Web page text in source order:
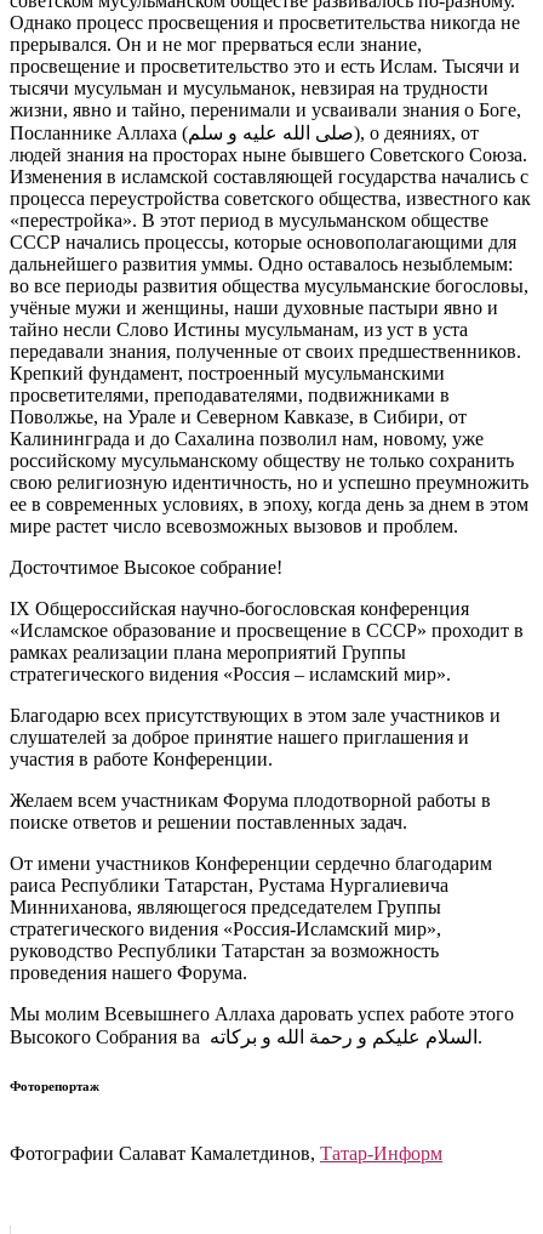
Однако процесс просвещения и просветительства никогда не
прерывался. Он и не мог прерваться если знание,
просвещение и просветительство это и есть Ислам. Тысячи и
тысячи мусульман и мусульманок, невзирая на трудности
жизни, явно и тайно, перенимали и усваивали знания о Боге,
Посланнике Аллаха (صلى الله عليه و سلم), о деяниях, от
людей знания на просторах ныне бывшего Советского Союза.
Изменения в исламской составляющей государства начались с
процесса переустройства советского общества, известного как
«перестройка». В этот период в мусульманском обществе
СССР начались процессы, которые основополагающими для
дальнейшего развития уммы. Одно оставалось незыблемым:
во все периоды развития общества мусульманские богословы,
учёные мужи и женщины, наши духовные пастыри явно и
тайно несли Слово Истины мусульманам, из уст в уста
передавали знания, полученные от своих предшественников.
Крепкий фундамент, построенный мусульманскими
просветителями, преподавателями, подвижниками в
Поволжье, на Урале и Северном Кавказе, в Сибири, от
Калининграда и до Сахалина позволил нам, новому, уже
российскому мусульманскому обществу не только сохранить
свою религиозную идентичность, но и успешно преумножить
ее в современных условиях, в эпоху, когда день за днем в этом
мире растет число всевозможных вызовов и проблем.
Досточтимое Высокое собрание!
IX Общероссийская научно-богословская конференция
«Исламское образование и просвещение в СССР» проходит в
рамках реализации плана мероприятий Группы
стратегического видения «Россия – исламский мир».
Благодарю всех присутствующих в этом зале участников и
слушателей за доброе принятие нашего приглашения и
участия в работе Конференции.
Желаем всем участникам Форума плодотворной работы в
поиске ответов и решении поставленных задач.
От имени участников Конференции сердечно благодарим
раиса Республики Татарстан, Рустама Нургалиевича
Минниханова, являющегося председателем Группы
стратегического видения «Россия-Исламский мир»,
руководство Республики Татарстан за возможность
проведения нашего Форума.
Мы молим Всевышнего Аллаха даровать успех работе этого
Высокого Собрания ва السلام عليكم و رحمة الله و بركاته.
Фоторепортаж
Фотографии Салават Камалетдинов, Татар-Информ